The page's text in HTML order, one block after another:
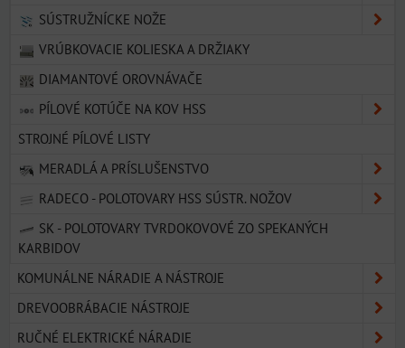
SÚSTRUŽNÍCKE NOŽE
VRÚBKOVACIE KOLIESKA A DRŽIAKY
DIAMANTOVÉ OROVNÁVAČE
PÍLOVÉ KOTÚČE NA KOV HSS
STROJNÉ PÍLOVÉ LISTY
MERADLÁ A PRÍSLUŠENSTVO
RADECO - POLOTOVARY HSS SÚSTR. NOŽOV
SK - POLOTOVARY TVRDOKOVOVÉ ZO SPEKANÝCH
KARBIDOV
KOMUNÁLNE NÁRADIE A NÁSTROJE
DREVOOBRÁBACIE NÁSTROJE
RUČNÉ ELEKTRICKÉ NÁRADIE